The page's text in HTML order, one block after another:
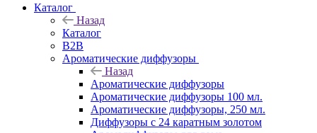
Каталог
Назад
Каталог
B2B
Ароматические диффузоры
Назад
Ароматические диффузоры
Ароматические диффузоры 100 мл.
Ароматические диффузоры, 250 мл.
Диффузоры с 24 каратным золотом